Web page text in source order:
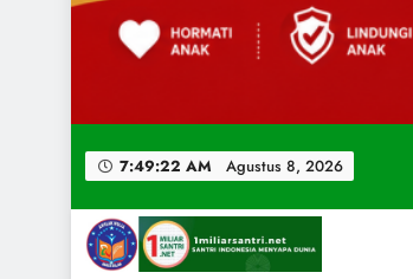
7:49:23 AM Agustus 8, 2026